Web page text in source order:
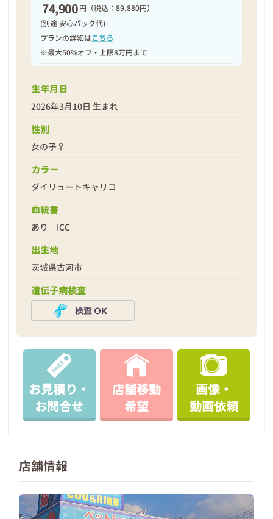
74,900 円 （税込：89,880円）
(別途 安心パック代)
プランの詳細はこちら
※最大50%オフ・上限8万円まで
生年月日
2026年3月10日 生まれ
性別
女の子♀
カラー
ダイリュートキャリコ
血統書
あり ICC
出生地
茨城県古河市
遺伝子病検査
お見積り・
お問合せ
店舗移動
希望
画像・
動画依頼
店舗情報